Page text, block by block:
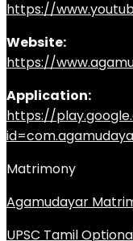
https://
Website:
https://
Application:
https://
Matrimony
Agamudayar
UPSC Tamil